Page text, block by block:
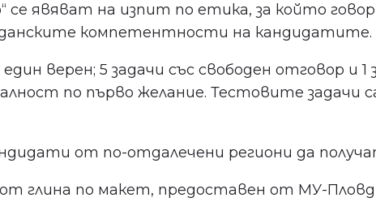
явяват на изпит по етика, за който
компетентности на кандидатите.
5 задачи със свободен отговор и 1
по първо желание. Тестовите задачи са
от по-отдалечени региони да
глина по макет, предоставен от МУ-